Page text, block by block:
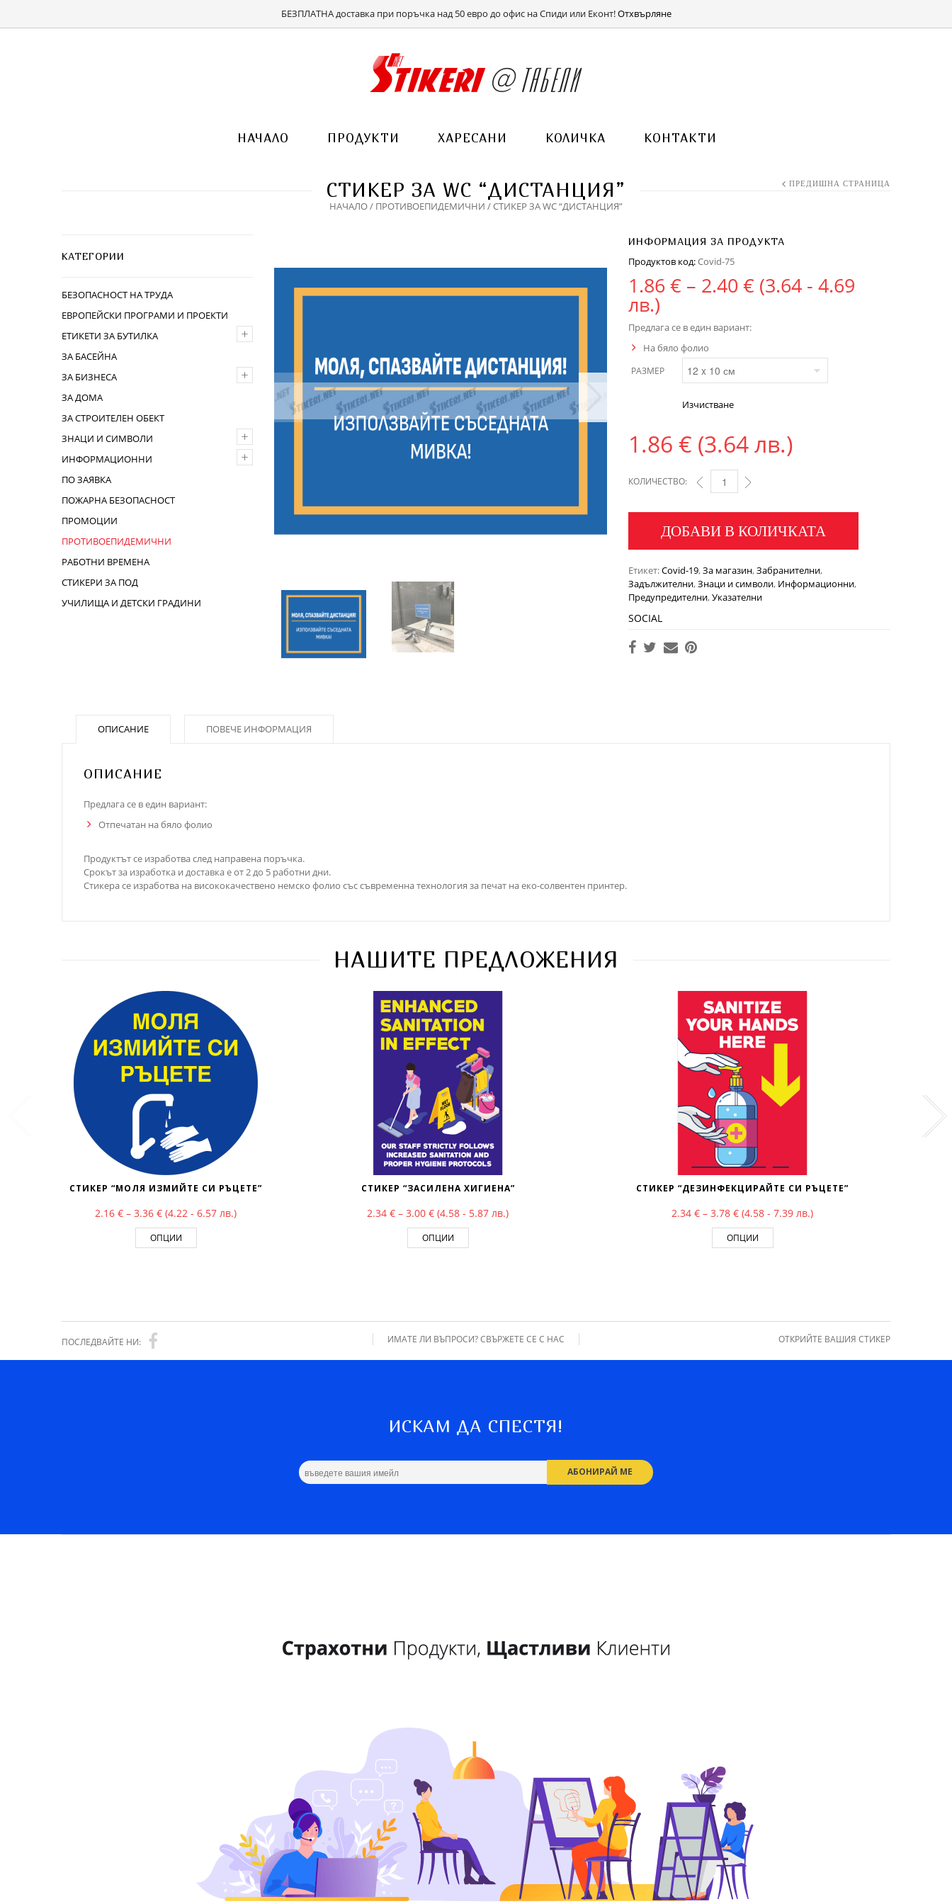
БЕЗПЛАТНА доставка при поръчка над 50 евро до офис на Спиди или Еконт!Отхвърляне
ВХОД РЕГИСТРАЦИЯ
НАЧАЛО ПРОДУКТИ ХАРЕСАНИ КОЛИЧКА КОНТАКТИ
СТИКЕР ЗА WC “ДИСТАНЦИЯ”
НАЧАЛО/ ПРОТИВОЕПИДЕМИЧНИ / СТИКЕР ЗА WC “ДИСТАНЦИЯ”
ПРЕДИШНА СТРАНИЦА
ИНФОРМАЦИЯ ЗА ПРОДУКТА
Продуктов код:Covid-75
1.86 € – 2.40 € Price range: 1.86 €
(3.64 - 4.69
лв.)
Предлага се в един вариант:
На бяло фолио
РАЗМЕР
Изчистване
1.86 € (3.64 лв.)
КОЛИЧЕСТВО:
ДОБАВИ В КОЛИЧКАТА
Етикет:Covid-19,За магазин,Забранителни,
Задължителни,Знаци и символи, Информационни,
Предупредителни,Указателни
SOCIAL
КАТЕГОРИИ
БЕЗОПАСНОСТ НА ТРУДА
ЕВРОПЕЙСКИ ПРОГРАМИ И ПРОЕКТИ
+
ЕТИКЕТИ ЗА БУТИЛКА
ЗА БАСЕЙНА
+
ЗА БИЗНЕСА
ЗА ДОМА
ЗА СТРОИТЕЛЕН ОБЕКТ
+
ЗНАЦИ И СИМВОЛИ
+
ИНФОРМАЦИОННИ
ПО ЗАЯВКА
ПОЖАРНА БЕЗОПАСНОСТ
ПРОМОЦИИ
ПРОТИВОЕПИДЕМИЧНИ
РАБОТНИ ВРЕМЕНА
СТИКЕРИ ЗА ПОД
УЧИЛИЩА И ДЕТСКИ ГРАДИНИ
ОПИСАНИЕ
ОПИСАНИЕ
Предлага се в един вариант:
Отпечатан на бяло фолио
Продуктът се изработва след направена поръчка.
Срокът за изработка и доставка е от 2 до 5 работни дни.
Стикера се изработва на висококачествено немско фолио със съвременна технология за печат на еко-солвентен принтер.
ПОВЕЧЕ ИНФОРМАЦИЯ
НАШИТЕ ПРЕДЛОЖЕНИЯ
СТИКЕР “МОЛЯ ИЗМИЙТЕ СИ РЪЦЕТЕ”
2.16 € – 3.36 €Price range: 2.16 € through 3.36 €
(4.22 - 6.57 лв.)
ОПЦИИ
СТИКЕР “ЗАСИЛЕНА ХИГИЕНА”
2.34 € – 3.00 €Price range: 2.34 € through 3.00 €
(4.58 - 5.87 лв.)
ОПЦИИ
СТИКЕР “ДЕЗИНФЕКЦИРАЙТЕ СИ РЪЦЕТЕ”
2.34 € – 3.78 €Price range: 2.34 € through 3.78 €
(4.58 - 7.39 лв.)
ОПЦИИ
ПОСЛЕДВАЙТЕ НИ: ИМАТЕ ЛИ ВЪПРОСИ? СВЪРЖЕТЕ СЕ С НАС ОТКРИЙТЕ ВАШИЯ СТИКЕР
ИСКАМ ДА СПЕСТЯ!